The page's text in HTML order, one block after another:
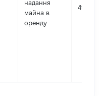
надання
майна в
оренду
4969